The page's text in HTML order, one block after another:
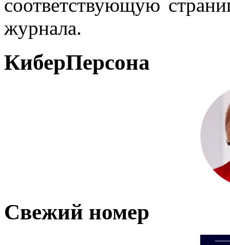
соответствующую
журнала.
КиберПерсона
Свежий номер